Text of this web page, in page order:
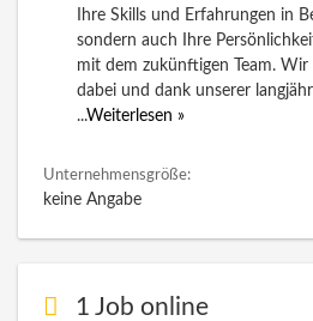
Ihre Skills und Erfahrungen in
sondern auch Ihre
mit dem zukünftigen Team.
dabei und dank unserer
...Weiterlesen »
Unternehmensgröße:
keine Angabe
1 Job online